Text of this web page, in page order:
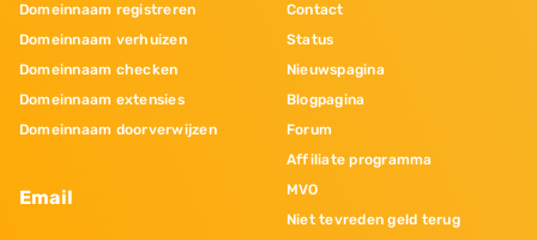
Domeinnaam registreren
Domeinnaam verhuizen
Domeinnaam checken
Domeinnaam extensies
Domeinnaam doorverwijzen
Email
Contact
Status
Nieuwspagina
Blogpagina
Forum
Affiliate programma
MVO
Niet tevreden geld terug